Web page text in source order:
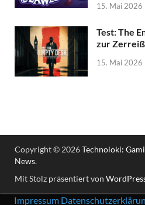
15. Mai 2026
Test: The
zur
15. Mai 2026
Copyright © 2026Technoloki:
News.
Mit Stolz präsentiert von
Impressum